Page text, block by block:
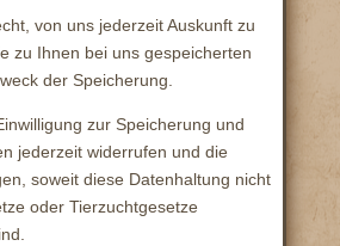
von uns jederzeit Auskunft zu
zu Ihnen bei uns gespeicherten
der Speicherung.
zur Speicherung und
jederzeit widerrufen und die
soweit diese Datenhaltung nicht
oder Tierzuchtgesetze